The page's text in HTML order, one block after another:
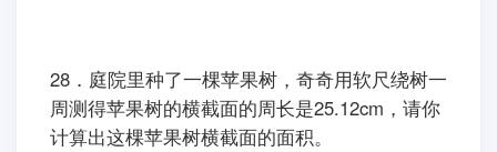
28．庭院里种了一棵苹果树，奇奇用软尺绕树一
周测得苹果树的横截面的周长是25.12cm，请你
计算出这棵苹果树横截面的面积。